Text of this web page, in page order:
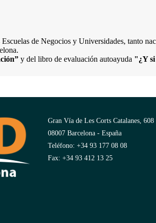
de Negocios y Universidades, tanto
y del libro de evaluación autoayuda "¿Y
Gran Vía de Les Corts Catalanes, 608
08007 Barcelona - España
Teléfono: +34 93 177 08 08
Fax: +34 93 412 13 25